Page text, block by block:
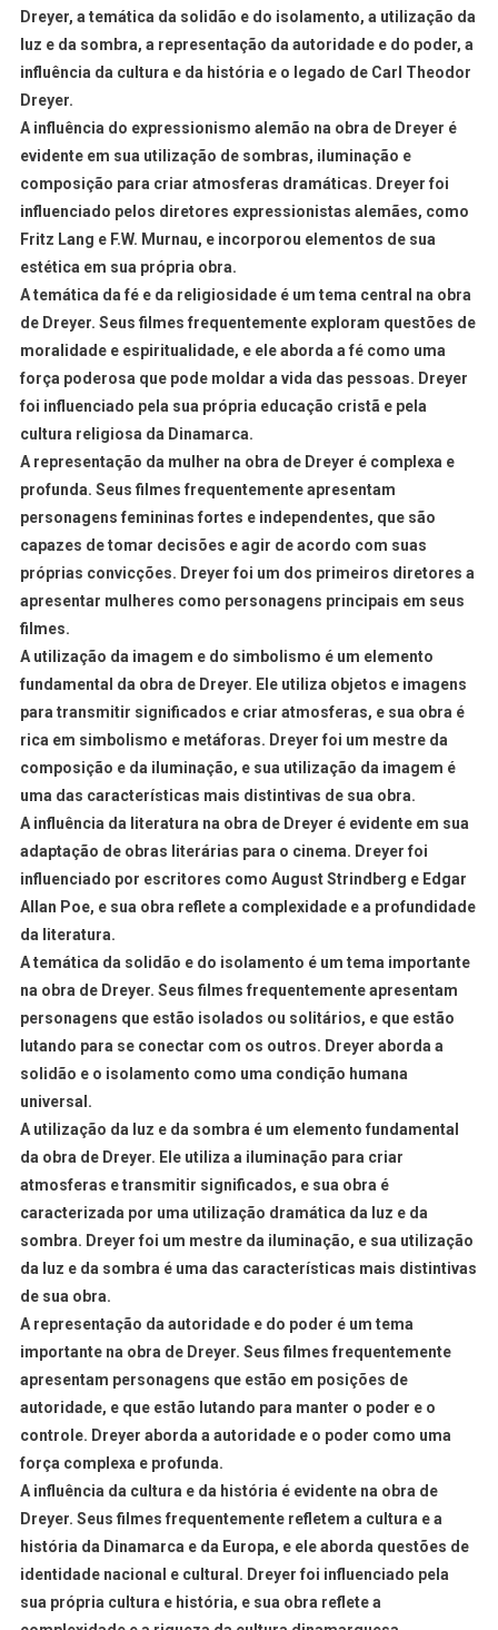
Dreyer, a temática da solidão e do isolamento, a utilização da
luz e da sombra, a representação da autoridade e do poder, a
influência da cultura e da história e o legado de Carl Theodor
Dreyer.
A influência do expressionismo alemão na obra de Dreyer é
evidente em sua utilização de sombras, iluminação e
composição para criar atmosferas dramáticas. Dreyer foi
influenciado pelos diretores expressionistas alemães, como
Fritz Lang e F.W. Murnau, e incorporou elementos de sua
estética em sua própria obra.
A temática da fé e da religiosidade é um tema central na obra
de Dreyer. Seus filmes frequentemente exploram questões de
moralidade e espiritualidade, e ele aborda a fé como uma
força poderosa que pode moldar a vida das pessoas. Dreyer
foi influenciado pela sua própria educação cristã e pela
cultura religiosa da Dinamarca.
A representação da mulher na obra de Dreyer é complexa e
profunda. Seus filmes frequentemente apresentam
personagens femininas fortes e independentes, que são
capazes de tomar decisões e agir de acordo com suas
próprias convicções. Dreyer foi um dos primeiros diretores a
apresentar mulheres como personagens principais em seus
filmes.
A utilização da imagem e do simbolismo é um elemento
fundamental da obra de Dreyer. Ele utiliza objetos e imagens
para transmitir significados e criar atmosferas, e sua obra é
rica em simbolismo e metáforas. Dreyer foi um mestre da
composição e da iluminação, e sua utilização da imagem é
uma das características mais distintivas de sua obra.
A influência da literatura na obra de Dreyer é evidente em sua
adaptação de obras literárias para o cinema. Dreyer foi
influenciado por escritores como August Strindberg e Edgar
Allan Poe, e sua obra reflete a complexidade e a profundidade
da literatura.
A temática da solidão e do isolamento é um tema importante
na obra de Dreyer. Seus filmes frequentemente apresentam
personagens que estão isolados ou solitários, e que estão
lutando para se conectar com os outros. Dreyer aborda a
solidão e o isolamento como uma condição humana
universal.
A utilização da luz e da sombra é um elemento fundamental
da obra de Dreyer. Ele utiliza a iluminação para criar
atmosferas e transmitir significados, e sua obra é
caracterizada por uma utilização dramática da luz e da
sombra. Dreyer foi um mestre da iluminação, e sua utilização
da luz e da sombra é uma das características mais distintivas
de sua obra.
A representação da autoridade e do poder é um tema
importante na obra de Dreyer. Seus filmes frequentemente
apresentam personagens que estão em posições de
autoridade, e que estão lutando para manter o poder e o
controle. Dreyer aborda a autoridade e o poder como uma
força complexa e profunda.
A influência da cultura e da história é evidente na obra de
Dreyer. Seus filmes frequentemente refletem a cultura e a
história da Dinamarca e da Europa, e ele aborda questões de
identidade nacional e cultural. Dreyer foi influenciado pela
sua própria cultura e história, e sua obra reflete a